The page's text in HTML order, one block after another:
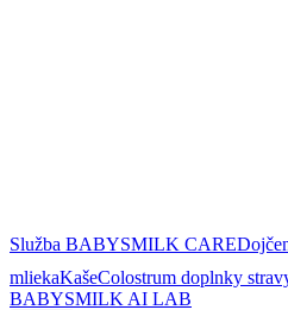
Služba BABYSMILK CARE
mliekaKašeColostrum doplnky
BABYSMILK AI LAB